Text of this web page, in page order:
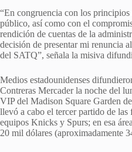
“En congruencia con los
público, así como con el
rendición de cuentas de la
decisión de presentar mi renuncia
del SATQ”, señala la misiva
Medios estadounidenses
Contreras Mercader la noche del
VIP del Madison Square Garden
llevó a cabo el tercer partido de
equipos Knicks y Spurs; en esa
20 mil dólares (aproximadamente